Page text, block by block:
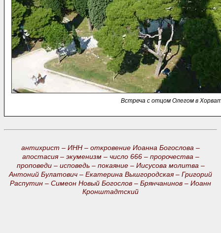
Встреча с отцом Олегом в
антихрист – ИНН – откровение Иоанна Богослова –
апостасия – экуменизм – число 666 – пророчества –
проповеди – исповедь – покаяние – Иисусова молитва –
Антоний Булатович – Екатерина Вышгородская – Григорий
Распутин – Симеон Новый Богослов – Брянчанинов – Иоанн
Кронштадтский